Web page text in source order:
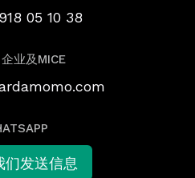
05 10 38
业及MICE
们发送信息